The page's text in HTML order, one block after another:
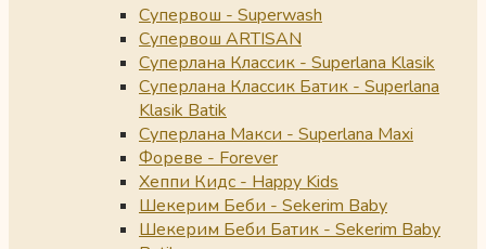
Супервош - Superwash
Супервош ARTISAN
Суперлана Классик - Superlana Klasik
Суперлана Классик Батик - Superlana
Klasik Batik
Суперлана Макси - Superlana Maxi
Фореве - Forever
Хеппи Кидс - Happy Kids
Шекерим Беби - Sekerim Baby
Шекерим Беби Батик - Sekerim Baby